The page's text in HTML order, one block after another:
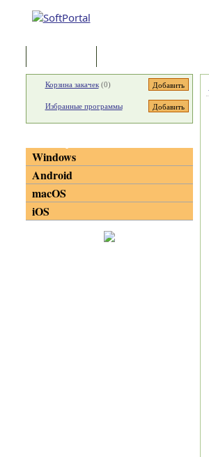
Корзина закачек(0)
Избранные программы
Windows
Android
macOS
iOS